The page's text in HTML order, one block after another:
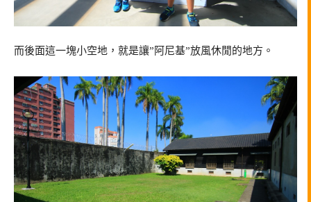
而後面這一塊小空地，就是讓”阿尼基”放風休閒的地方。